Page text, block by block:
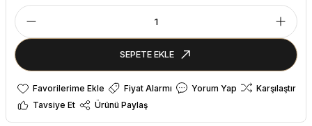
SEPETE EKLE
Fiyat Alarmı Yorum Yap
Karşılaştır
Tavsiye Et
Ürünü Paylaş